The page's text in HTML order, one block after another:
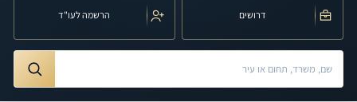
דרושים הרשמה לעו"ד
חיפוש לפי שם, משרד, תחום משפט או עיר